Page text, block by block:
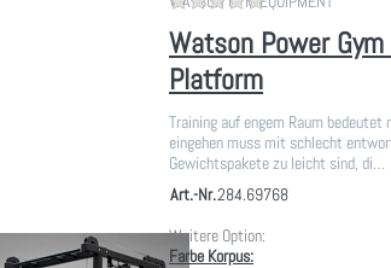
Watson Power
Platform
Training auf engem Raum
eingehen muss mit schlecht
Gewichtspakete zu leicht sind, di…
Art.-Nr.284.69768
Weitere Option:
Farbe Korpus: